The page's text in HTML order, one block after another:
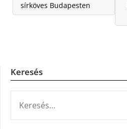
sírköves Budapesten
Keresés